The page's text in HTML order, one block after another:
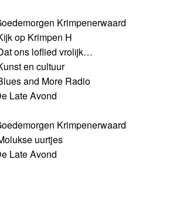
Krimpenerwaard
op Krimpen H
ons loflied vrolijk…
en cultuur
and More Radio
Late Avond
Krimpenerwaard
uurtjes
Late Avond